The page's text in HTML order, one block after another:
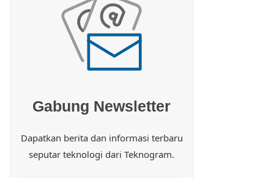
Gabung Newsletter
Dapatkan berita dan informasi terbaru
seputar teknologi dari Teknogram.